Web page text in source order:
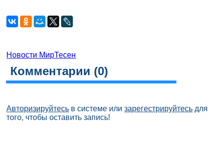
Новости МирТесен
Комментарии (0)
Авторизируйтесь в системе илизарегестрируйтесь для
того, чтобы оставить запись!